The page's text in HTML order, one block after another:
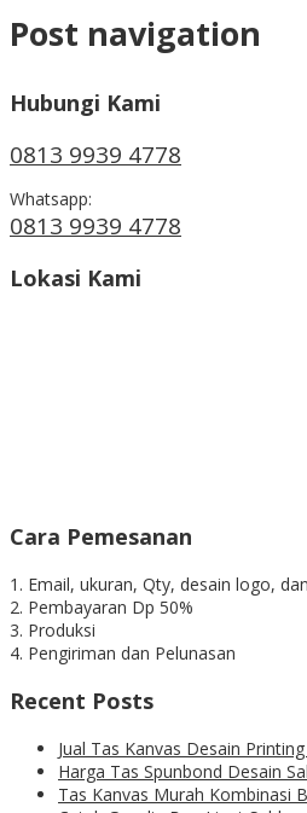
Post navigation
Hubungi Kami
0813 9939 4778
Whatsapp:
0813 9939 4778
Lokasi Kami
Cara Pemesanan
1. Email, ukuran, Qty, desain logo,
2. Pembayaran Dp 50%
3. Produksi
4. Pengiriman dan Pelunasan
Recent Posts
Jual Tas Kanvas Desain
Harga Tas Spunbond Desain
Tas Kanvas Murah Kombinasi